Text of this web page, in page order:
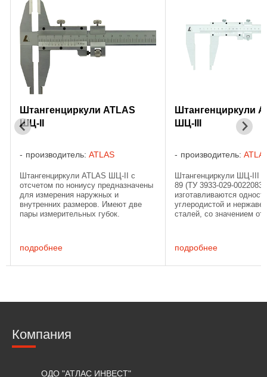
Штангенциркули ATLAS
ШЦ-II
производитель: ATLAS
Штангенциркули ATLAS ШЦ-II с
отсчетом по нониусу предназначены
для измерения наружных и
внутренних размеров. Имеют две
пары измерительных губок.
Штангенциркули поставляются со
свидетельством о ...
подробнее
Штангенциркули
ШЦ-III
производитель:
Штангенциркули ШЦ-III
89 (ТУ 3933-029-
изготавливаются
углеродистой и
сталей, со значением
шкалами. Для
подробнее
Компания
ОДО "АТЛАС ИНВЕСТ"